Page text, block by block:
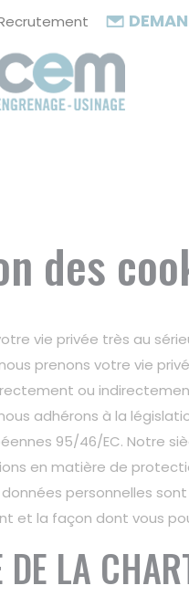
des
vie privée très au
prenons votre vie
ou
adhérons à la
95/46/EC. Notre
en matière de
personnelles
et la façon dont vous
DE LA